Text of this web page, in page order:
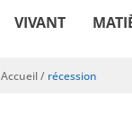
VIVANT
Vous êtes ici
Accueil/ récession